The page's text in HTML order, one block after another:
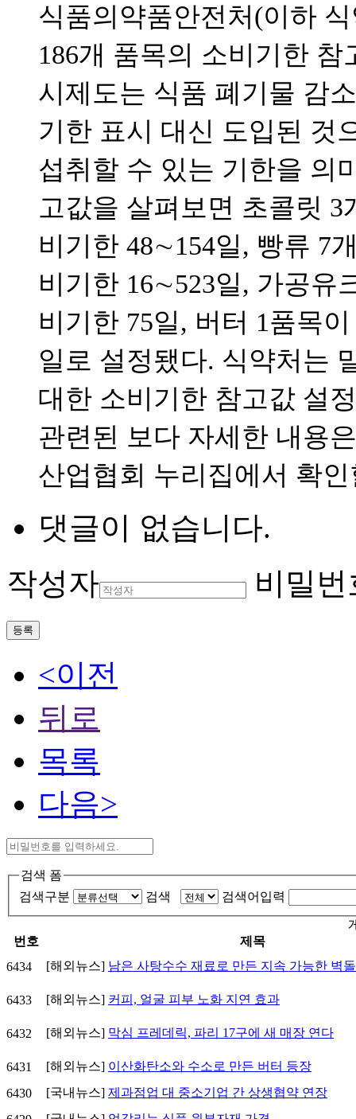
식품의약품안전처(이하
186개 품목의 소비기한
시제도는 식품 폐기물 감
기한 표시 대신 도입된 것
섭취할 수 있는 기한을 의
고값을 살펴보면 초콜릿 3
비기한 48∼154일, 빵류 7
비기한 16∼523일, 가공유
비기한 75일, 버터 1품목
일로 설정됐다. 식약처는
대한 소비기한 참고값 설
관련된 보다 자세한 내용
산업협회 누리집에서 확
댓글이 없습니다.
작성자
비밀번
등록
<이전
뒤로
목록
다음>
검색 폼
검색구분
검색 검색어입력
번호
제목
6434
[해외뉴스] 남은 사탕수수 재료로 만든 지속 가능한 벽돌
6433 [해외뉴스] 커피, 얼굴 피부 노화 지연 효과
6432 [해외뉴스] 막심 프레데릭, 파리 17구에 새 매장 연다
6431 [해외뉴스] 이산화탄소와 수소로 만든 버터 등장
6430
[국내뉴스] 제과점업 대 중소기업 간 상생협약 연장